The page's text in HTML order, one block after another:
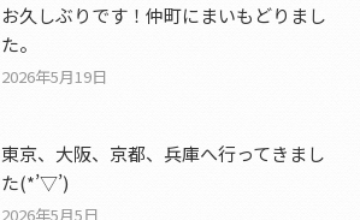
お久しぶりです！仲町にまいもどりまし
た。
2026年5月19日
東京、大阪、京都、兵庫へ行ってきまし
た(*’▽’)
2026年5月5日